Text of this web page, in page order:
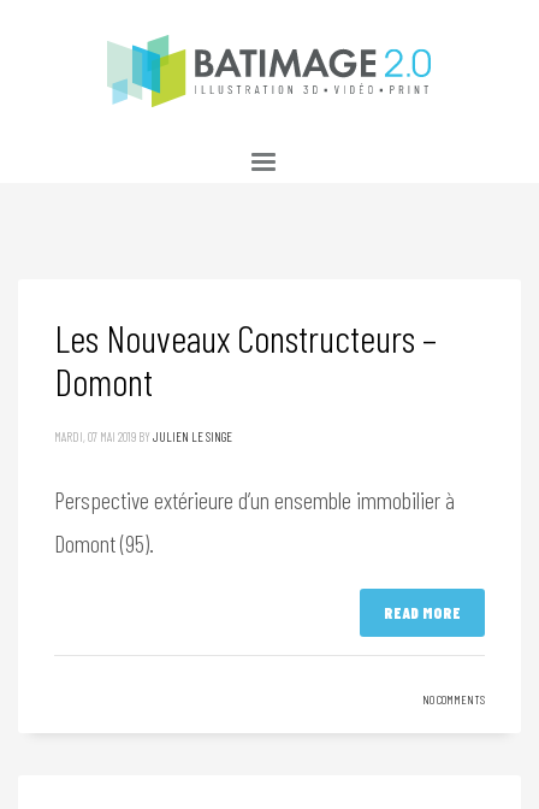
Les Nouveaux Constructeurs –
Domont
MARDI, 07 MAI 2019 BY JULIEN LE SINGE
Perspective extérieure d’un ensemble immobilier à
Domont (95).
READ MORE
NO COMMENTS